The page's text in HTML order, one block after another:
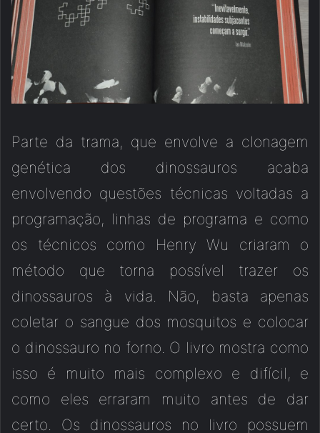
Parte da trama, que envolve a clonagem
genética dos dinossauros acaba
envolvendo questões técnicas voltadas a
programação, linhas de programa e como
os técnicos como Henry Wu criaram o
método que torna possível trazer os
dinossauros à vida. Não, basta apenas
coletar o sangue dos mosquitos e colocar
o dinossauro no forno. O livro mostra como
isso é muito mais complexo e difícil, e
como eles erraram muito antes de dar
certo. Os dinossauros no livro possuem